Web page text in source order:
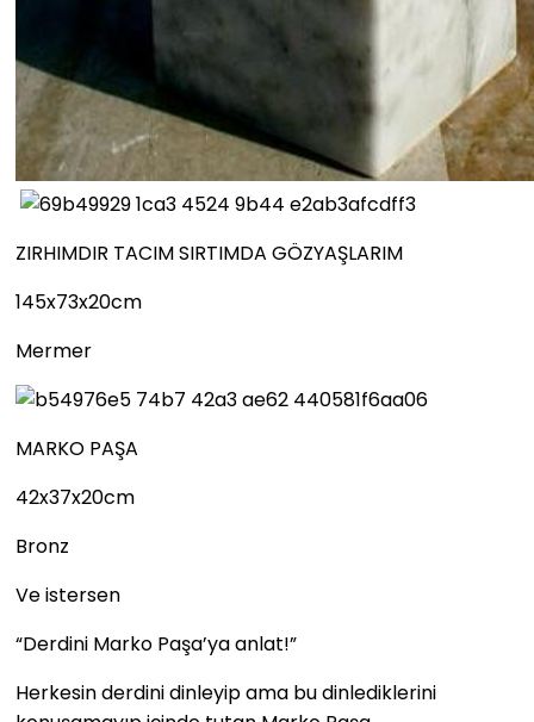
ZIRHIMDIR TACIM SIRTIMDA GÖZYAŞLARIM
145x73x20cm
Mermer
MARKO PAŞA
42x37x20cm
Bronz
Ve istersen
“Derdini Marko Paşa’ya anlat!”
Herkesin derdini dinleyip ama bu dinlediklerini